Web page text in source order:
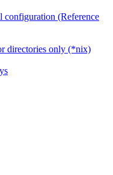
configuration (Reference
directories only (*nix)